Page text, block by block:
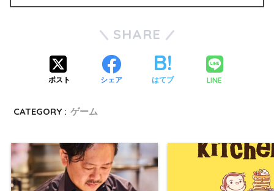
SHARE
ポスト シェア はてブ LINE
CATEGORY : ゲーム